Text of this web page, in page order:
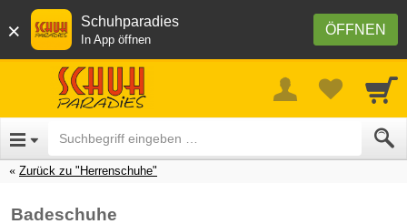
× ÖFFNEN
Schuhparadies
In App öffnen
Zurück zu "Herrenschuhe"
Badeschuhe